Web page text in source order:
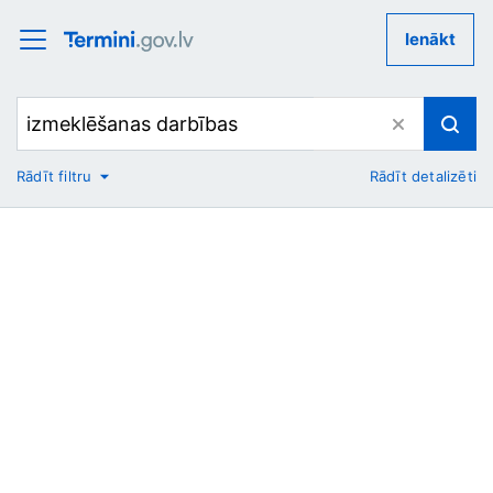
Ienākt
No
Rādīt filtru Rādīt detalizēti